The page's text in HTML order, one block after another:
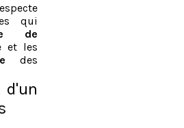
qui
de
et les
des